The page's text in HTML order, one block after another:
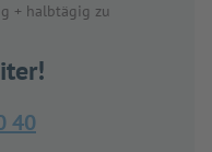
+ halbtägig zu
40